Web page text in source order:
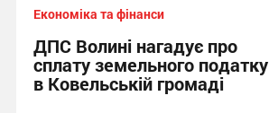
Економіка та фінанси
ДПС Волині нагадує про
сплату земельного податку
в Ковельській громаді